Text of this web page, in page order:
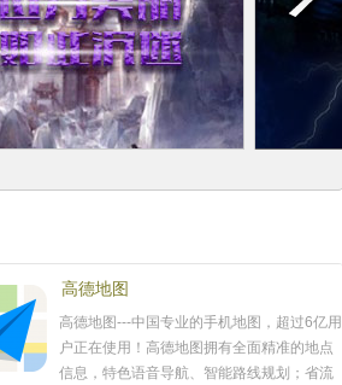
高德地图
高德地图---中国专业的手机地图，超过6亿用
户正在使用！高德地图拥有全面精准的地点
信息，特色语音导航、智能路线规划；省流